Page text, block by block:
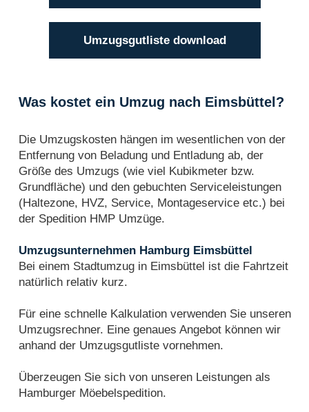
Umzugsgutliste download
Was kostet ein Umzug nach Eimsbüttel?
Die Umzugskosten hängen im wesentlichen von der
Entfernung von Beladung und Entladung ab, der
Größe des Umzugs (wie viel Kubikmeter bzw.
Grundfläche) und den gebuchten Serviceleistungen
(Haltezone, HVZ, Service, Montageservice etc.) bei
der Spedition HMP Umzüge.
Umzugsunternehmen Hamburg Eimsbüttel
Bei einem Stadtumzug in Eimsbüttel ist die Fahrtzeit
natürlich relativ kurz.
Für eine schnelle Kalkulation verwenden Sie unseren
Umzugsrechner. Eine genaues Angebot können wir
anhand der Umzugsgutliste vornehmen.
Überzeugen Sie sich von unseren Leistungen als
Hamburger Möebelspedition.